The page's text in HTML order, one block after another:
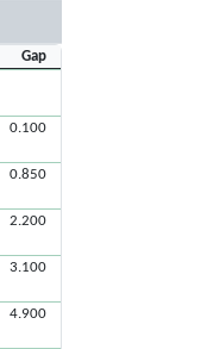
Gap
0.100
0.850
2.200
3.100
4.900